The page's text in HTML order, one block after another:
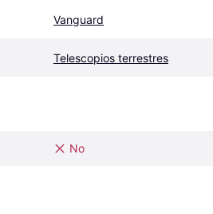
Vanguard
Telescopios terrestres
No